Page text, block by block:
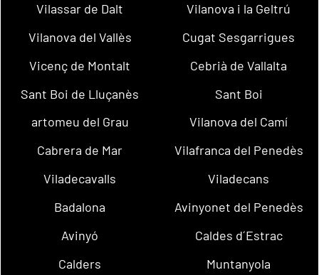
Vilassar de Dalt
Vilanova i la Geltrú
Vilanova del Vallès
Cugat Sesgarrigues
Vicenç de Montalt
Cebrià de Vallalta
Sant Boi de Lluçanès
Sant Boi
artomeu del Grau
Vilanova del Camí
Cabrera de Mar
Vilafranca del Penedès
Viladecavalls
Viladecans
Badalona
Avinyonet del Penedès
Avinyó
Caldes d´Estrac
Calders
Muntanyola